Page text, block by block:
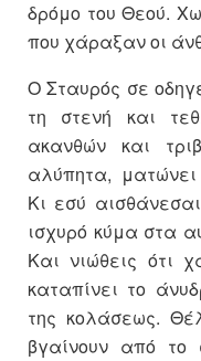
δρόμο του Θεού.
που χάραξαν οι
Ο Σταυρός σε
τη στενή και
ακανθών και
αλύπητα,
Κι εσύ
ισχυρό κύμα στα
Και νιώθεις ότι
καταπίνει το
της κολάσεως.
βγαίνουν από το